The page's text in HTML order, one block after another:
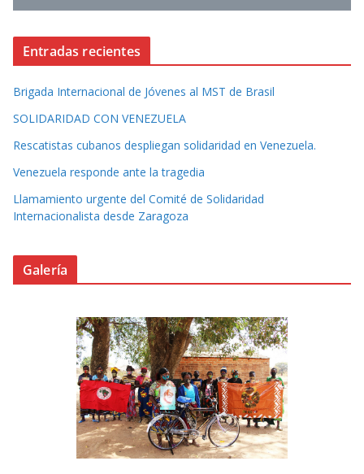
Entradas recientes
Brigada Internacional de Jóvenes al MST de Brasil
SOLIDARIDAD CON VENEZUELA
Rescatistas cubanos despliegan solidaridad en Venezuela.
Venezuela responde ante la tragedia
Llamamiento urgente del Comité de Solidaridad
Internacionalista desde Zaragoza
Galería